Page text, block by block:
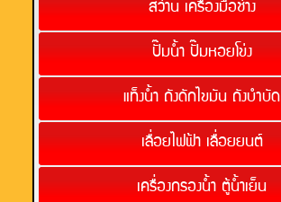
สว่าน เครื่องมือช่าง
ปั๊มน้ำ ปั๊มหอยโข่ง
แท็งน้ำ ถังดักไขมัน ถังบำบัด
เลื่อยไฟฟ้า เลื่อยยนต์
เครื่องกรองน้ำ ตู้น้ำเย็น